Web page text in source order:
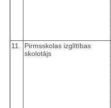
11.
Pirmsskolas izglītības
skolotājs